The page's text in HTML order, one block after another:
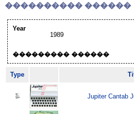
���������� ������
Year
1989
��������� ������
Type
Jupiter Cantab